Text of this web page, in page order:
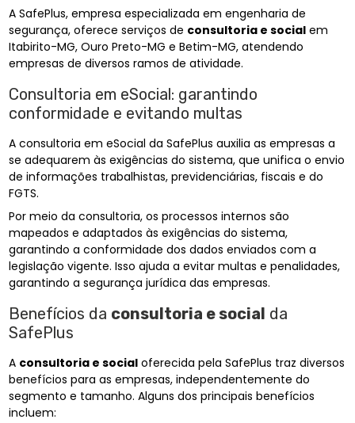
A SafePlus, empresa especializada em engenharia de
segurança, oferece serviços de consultoria e social em
Itabirito-MG, Ouro Preto-MG e Betim-MG, atendendo
empresas de diversos ramos de atividade.
Consultoria em eSocial: garantindo
conformidade e evitando multas
A consultoria em eSocial da SafePlus auxilia as empresas a
se adequarem às exigências do sistema, que unifica o envio
de informações trabalhistas, previdenciárias, fiscais e do
FGTS.
Por meio da consultoria, os processos internos são
mapeados e adaptados às exigências do sistema,
garantindo a conformidade dos dados enviados com a
legislação vigente. Isso ajuda a evitar multas e penalidades,
garantindo a segurança jurídica das empresas.
Benefícios da consultoria e social da
SafePlus
A consultoria e social oferecida pela SafePlus traz diversos
benefícios para as empresas, independentemente do
segmento e tamanho. Alguns dos principais benefícios
incluem: